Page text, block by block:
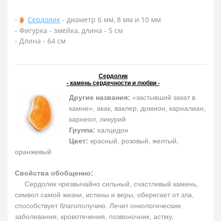
- Сердолик - диаметр 6 мм, 8 мм и 10 мм
- Фигурка - змейка, длина - 5 см
- Длина - 64 см
Сердолик
- камень сердечности и любви -
Другие названия: «застывший закат в
камне», акак, ваклер, домион, карналиан,
карнеол, ликурий
Группа: халцедон
Цвет: красный, розовый, желтый,
оранжевый
Свойства обобщенно:
Сердолик чрезвычайно сильный, счастливый камень,
символ самой жизни, истины и веры, оберегает от зла,
способствует благополучию. Лечит онкологические
заболевания, кровотечения, позвоночник, астму,